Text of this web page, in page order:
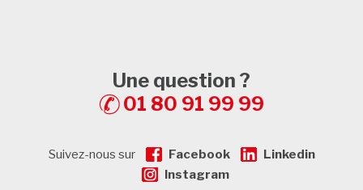
Une question ?
01 80 91 99 99
Suivez-nous sur Facebook
Linkedin
Instagram